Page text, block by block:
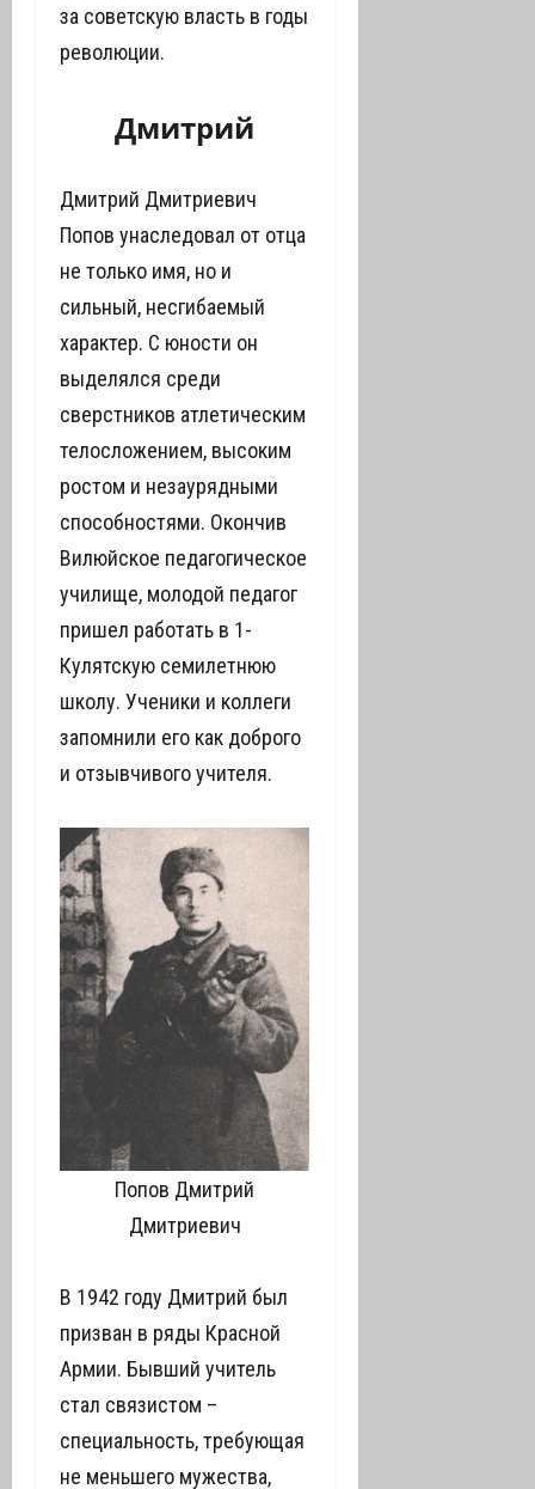
за советскую власть в годы
революции.
Дмитрий
Дмитрий Дмитриевич
Попов унаследовал от отца
не только имя, но и
сильный, несгибаемый
характер. С юности он
выделялся среди
сверстников атлетическим
телосложением, высоким
ростом и незаурядными
способностями. Окончив
Вилюйское педагогическое
училище, молодой педагог
пришел работать в 1-
Кулятскую семилетнюю
школу. Ученики и коллеги
запомнили его как доброго
и отзывчивого учителя.
Попов Дмитрий
Дмитриевич
В 1942 году Дмитрий был
призван в ряды Красной
Армии. Бывший учитель
стал связистом –
специальность, требующая
не меньшего мужества,